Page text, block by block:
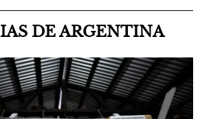
DE ARGENTINA